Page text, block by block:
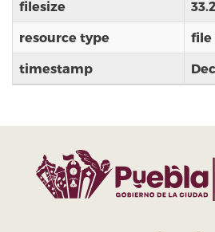
filesize
resource type file
timestamp